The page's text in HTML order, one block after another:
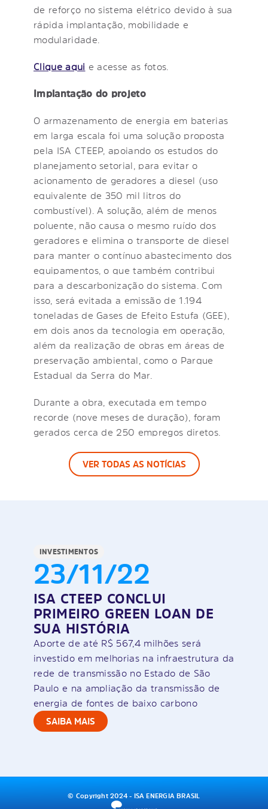
de reforço no sistema elétrico devido à sua
rápida implantação, mobilidade e
modularidade.
Clique aqui e acesse as fotos.
Implantação do projeto
O armazenamento de energia em baterias
em larga escala foi uma solução proposta
pela ISA CTEEP, apoiando os estudos do
planejamento setorial, para evitar o
acionamento de geradores a diesel (uso
equivalente de 350 mil litros do
combustível). A solução, além de menos
poluente, não causa o mesmo ruído dos
geradores e elimina o transporte de diesel
para manter o contínuo abastecimento dos
equipamentos, o que também contribui
para a descarbonização do sistema. Com
isso, será evitada a emissão de 1.194
toneladas de Gases de Efeito Estufa (GEE),
em dois anos da tecnologia em operação,
além da realização de obras em áreas de
preservação ambiental, como o Parque
Estadual da Serra do Mar.
Durante a obra, executada em tempo
recorde (nove meses de duração), foram
gerados cerca de 250 empregos diretos.
VER TODAS AS NOTÍCIAS
INVESTIMENTOS
23/11/22
ISA CTEEP CONCLUI
PRIMEIRO GREEN LOAN DE
SUA HISTÓRIA
Aporte de até R$ 567,4 milhões será
investido em melhorias na infraestrutura da
rede de transmissão no Estado de São
Paulo e na ampliação da transmissão de
energia de fontes de baixo carbono
SAIBA MAIS
© Copyright 2024 - ISA ENERGIA BRASIL